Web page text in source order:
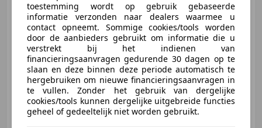
€ 1.995
04/2010 200.617 km Benzine
56 kW (76 PK)
toestemming wordt op gebruik gebaseerde
informatie verzonden naar dealers waarmee u
contact opneemt. Sommige cookies/tools worden
door de aanbieders gebruikt om informatie die u
verstrekt bij het indienen van
financieringsaanvragen gedurende 30 dagen op te
slaan en deze binnen deze periode automatisch te
hergebruiken om nieuwe financieringsaanvragen in
te vullen. Zonder het gebruik van dergelijke
cookies/tools kunnen dergelijke uitgebreide functies
geheel of gedeeltelijk niet worden gebruikt.